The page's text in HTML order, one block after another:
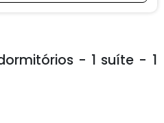
- 1 suíte - 1